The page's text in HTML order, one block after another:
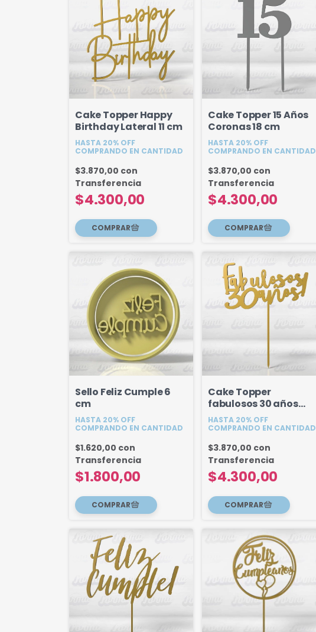
Cake Topper Happy
Birthday Lateral 11 cm
HASTA 20% OFF
COMPRANDO EN CANTIDAD
$4.300,00
$3.870,00 con
Transferencia
Cake Topper 15 Años
Coronas 18 cm
HASTA 20% OFF
COMPRANDO EN CANTIDAD
$4.300,00
$3.870,00 con
Transferencia
Sello Feliz Cumple 6
cm
HASTA 20% OFF
COMPRANDO EN CANTIDAD
$1.800,00
$1.620,00 con
Transferencia
Cake Topper
fabulosos 30 años
(Edad Personalizada)
15cm
HASTA 20% OFF
COMPRANDO EN CANTIDAD
$4.300,00
$3.870,00 con
Transferencia